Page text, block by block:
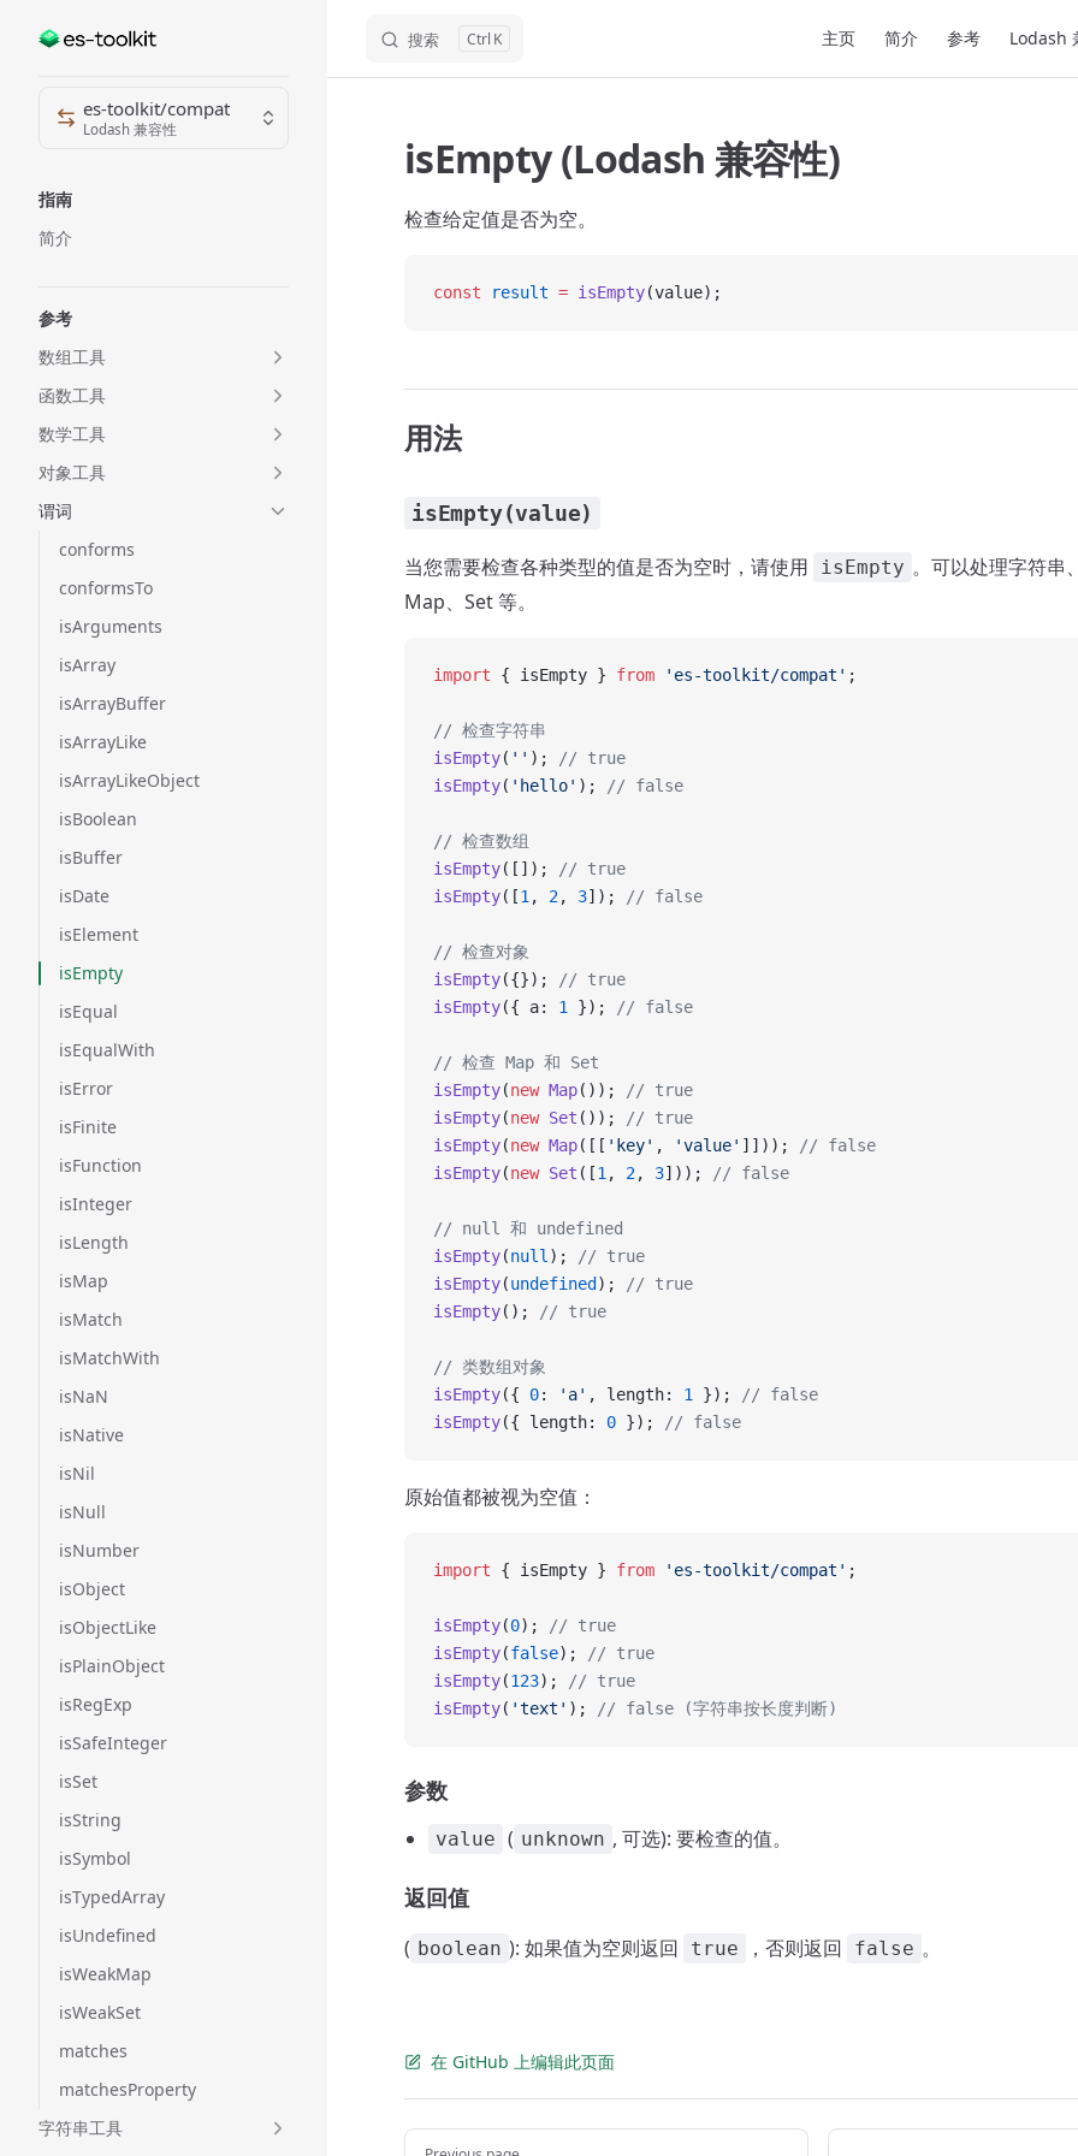
Skip to content 搜索 K 主页 简介 参考 Lodash
Sidebar Navigation
es-toolkit/compat
Lodash 兼容性
指南
简介
参考
数组工具
函数工具
数学工具
对象工具
谓词
conforms
conformsTo
isArguments
isArray
isArrayBuffer
isArrayLike
isArrayLikeObject
isBoolean
isBuffer
isDate
isElement
isEmpty
isEqual
isEqualWith
isError
isFinite
isFunction
isInteger
isLength
isMap
isMatch
isMatchWith
isNaN
isNative
isNil
isNull
isNumber
isObject
isObjectLike
isPlainObject
isRegExp
isSafeInteger
isSet
isString
isSymbol
isTypedArray
isUndefined
isWeakMap
isWeakSet
matches
matchesProperty
字符串工具
isEmpty (Lodash 兼容性)
检查给定值是否为空。
const result = isEmpty(value);
用法
isEmpty(value)
当您需要检查各种类型的值是否为空时，请使用 isEmpty 。可以处理字符串
Map、Set 等。
import { isEmpty } from 'es-toolkit/compat' ;
// 检查字符串
isEmpty( '' );
// true
isEmpty( 'hello' ); // false
// 检查数组
isEmpty([]);
// true
isEmpty([1 , 2, 3]); // false
// 检查对象
isEmpty({});
// true
isEmpty({ a: 1 }); // false
// 检查 Map 和 Set
isEmpty(new Map());
// true
isEmpty(new Set ());
// true
isEmpty(new Map([[ 'key' , 'value' ]]));
// false
isEmpty(new Set ([1 , 2, 3])); // false
// null 和 undefined
isEmpty(null );
// true
isEmpty(undefined );
// true
isEmpty(); // true
// 类数组对象
isEmpty({ 0: 'a' , length: 1 });
// false
isEmpty({ length: 0 }); // false
原始值都被视为空值：
import { isEmpty } from 'es-toolkit/compat' ;
isEmpty(0);
// true
isEmpty(false);
// true
isEmpty(123);
// true
isEmpty( 'text' ); // false (字符串按长度判断)
参数
value ( unknown , 可选): 要检查的值。
返回值
( boolean ): 如果值为空则返回 true ，否则返回 false 。
在 GitHub 上编辑此页面
Pager